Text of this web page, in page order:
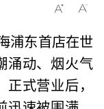
浦东首店在世
涌动、烟火气
式营业后，